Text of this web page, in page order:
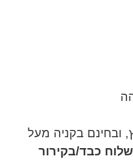
ובחינם בקניה מעל
כבד/בקירור